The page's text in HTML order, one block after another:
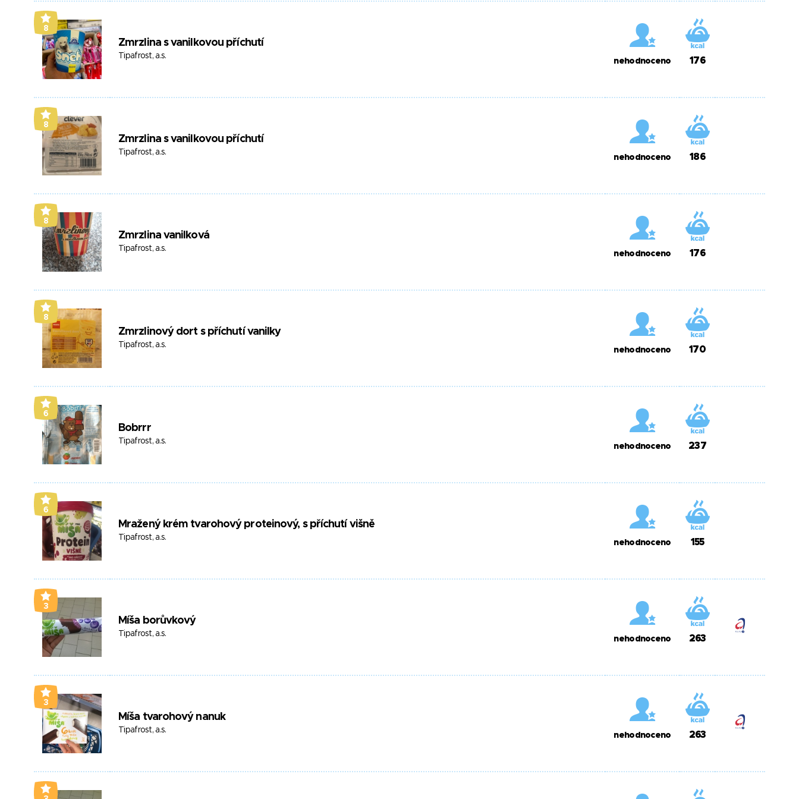
8
Zmrzlina s vanilkovou příchutí
Tipafrost, a.s.
nehodnoceno 176
8
Zmrzlina s vanilkovou příchutí
Tipafrost, a.s.
nehodnoceno 186
8
Zmrzlina vanilková
Tipafrost, a.s.
nehodnoceno 176
8
Zmrzlinový dort s příchutí vanilky
Tipafrost, a.s.
nehodnoceno 170
6
Bobrrr
Tipafrost, a.s.
nehodnoceno 237
6
Mražený krém tvarohový proteinový, s příchutí višně
Tipafrost, a.s.
nehodnoceno 155
3
Míša borůvkový
Tipafrost, a.s.
nehodnoceno 263
3
Míša tvarohový nanuk
Tipafrost, a.s.
nehodnoceno 263